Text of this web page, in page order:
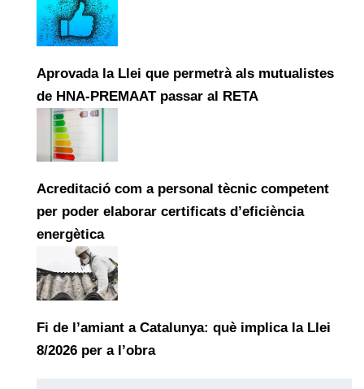
Aprovada la Llei que permetrà als mutualistes
de HNA-PREMAAT passar al RETA
Acreditació com a personal tècnic competent
per poder elaborar certificats d’eficiència
energètica
Fi de l’amiant a Catalunya: què implica la Llei
8/2026 per a l’obra